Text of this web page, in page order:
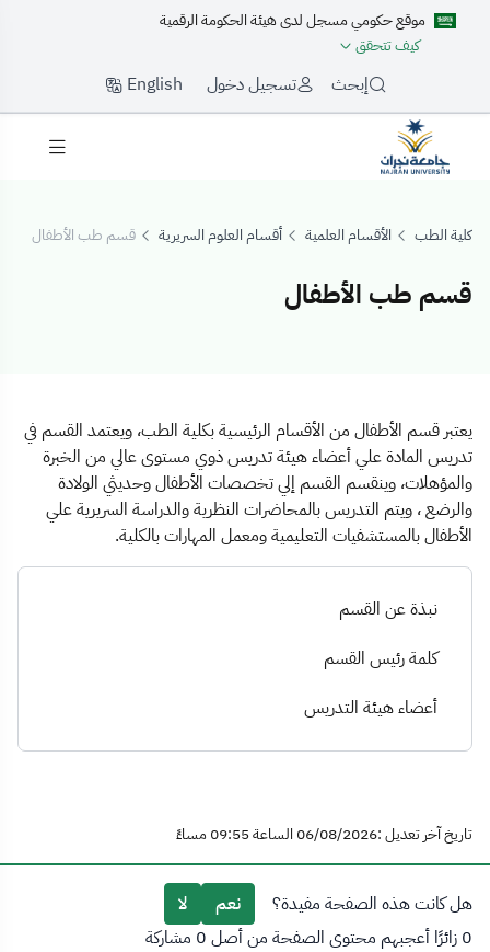
موقع حكومي مسجل لدى هيئة الحكومة الرقمية
كيف تتحقق
إبحث تسجيل دخول English
كلية الطب الأقسام العلمية أقسام العلوم السريرية قسم طب الأطفال
قسم طب الأطفال
قسم طب الأطفال
نبذة عن القسم
كلمة رئيس القسم
أعضاء هيئة التدريس
يعتبر قسم الأطفال من الأقسام الرئيسية بكلية الطب، ويعتمد القسم في
تدريس المادة علي أعضاء هيئة تدريس ذوي مستوى عالي من الخبرة
والمؤهلات، وينقسم القسم إلي تخصصات الأطفال وحديثي الولادة
والرضع ، ويتم التدريس بالمحاضرات النظرية والدراسة السريرية علي
الأطفال بالمستشفيات التعليمية ومعمل المهارات بالكلية.
تاريخ آخر تعديل :06/08/2026 الساعة 09:55 مساءً
هل كانت هذه الصفحة مفيدة؟ نعم
لا
0 زائرًا أعجبهم محتوى الصفحة من أصل 0 مشاركة